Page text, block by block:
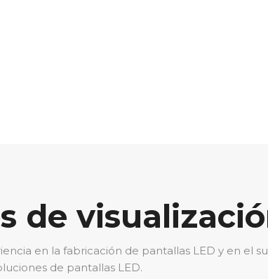
de
en la fabricación de pantallas LED y en el
de pantallas LED.